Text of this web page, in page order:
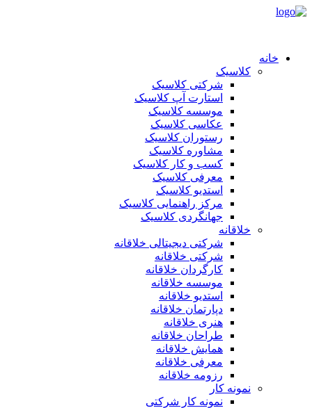
خانه
کلاسیک
شرکتی کلاسیک
استارت آپ کلاسیک
موسسه کلاسیک
عکاسی کلاسیک
رستوران کلاسیک
مشاوره کلاسیک
کسب و کار کلاسیک
معرفی کلاسیک
استدیو کلاسیک
مرکز راهنمایی کلاسیک
جهانگردی کلاسیک
خلاقانه
شرکتی دیجیتالی خلاقانه
شرکتی خلاقانه
کارگردان خلاقانه
موسسه خلاقانه
استدیو خلاقانه
دپارتمان خلاقانه
هنری خلاقانه
طراحان خلاقانه
همایش خلاقانه
معرفی خلاقانه
رزومه خلاقانه
نمونه کار
نمونه کار شرکتی